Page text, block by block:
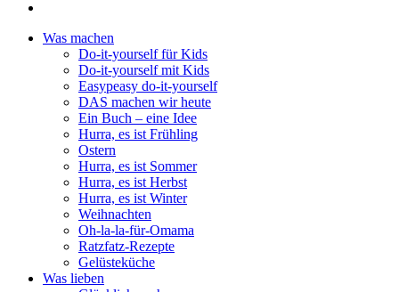
Was machen
Do-it-yourself für Kids
Do-it-yourself mit Kids
Easypeasy do-it-yourself
DAS machen wir heute
Ein Buch – eine Idee
Hurra, es ist Frühling
Ostern
Hurra, es ist Sommer
Hurra, es ist Herbst
Hurra, es ist Winter
Weihnachten
Oh-la-la-für-Omama
Ratzfatz-Rezepte
Gelüsteküche
Was lieben